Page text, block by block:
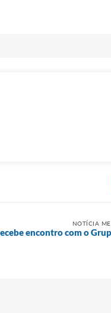
NOTÍCIA
encontro com o